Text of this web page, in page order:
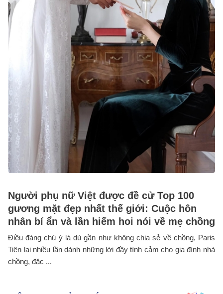
Người phụ nữ Việt được đề cử Top 100
gương mặt đẹp nhất thế giới: Cuộc hôn
nhân bí ẩn và lần hiếm hoi nói về mẹ chồng
Điều đáng chú ý là dù gần như không chia sẻ về chồng, Paris
Tiên lại nhiều lần dành những lời đầy tình cảm cho gia đình nhà
chồng, đặc ...